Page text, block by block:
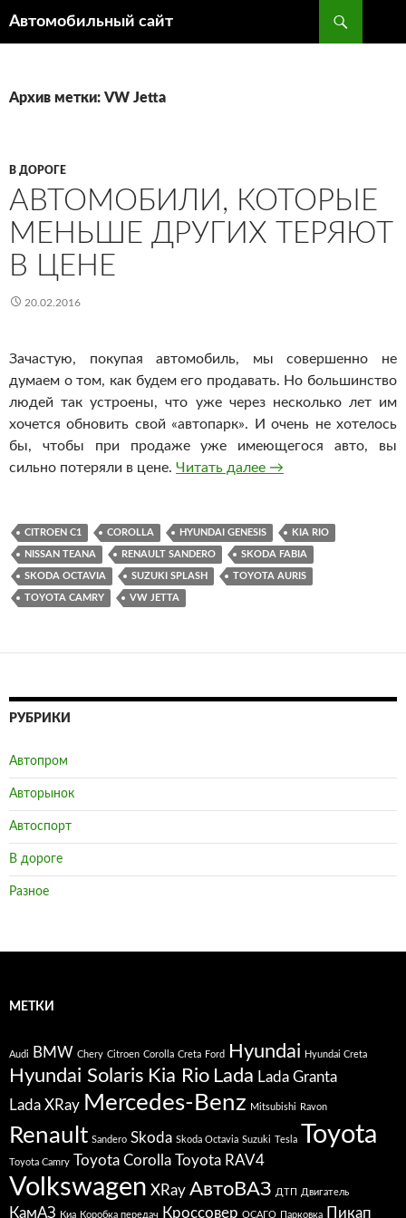
Автомобильный сайт
Архив метки: VW Jetta
В ДОРОГЕ
АВТОМОБИЛИ, КОТОРЫЕ
МЕНЬШЕ ДРУГИХ ТЕРЯЮТ
В ЦЕНЕ
20.02.2016
Зачастую, покупая автомобиль, мы совершенно не
думаем о том, как будем его продавать. Но большинство
людей так устроены, что уже через несколько лет им
хочется обновить свой «автопарк». И очень не хотелось
бы, чтобы при продаже уже имеющегося авто, вы
сильно потеряли в цене. Читать далее Автомобили,
→
CITROEN C1 COROLLA HYUNDAI GENESIS KIA RIO
NISSAN TEANA RENAULT SANDERO SKODA FABIA
SKODA OCTAVIA SUZUKI SPLASH TOYOTA AURIS
TOYOTA CAMRY VW JETTA
РУБРИКИ
Автопром
Авторынок
Автоспорт
В дороге
Разное
МЕТКИ
Audi BMW Chery Citroen Corolla Creta Ford Hyundai Hyundai Creta
Hyundai Solaris Kia Rio Lada Lada Granta
Lada XRay Mercedes-Benz Mitsubishi Ravon
Renault Sandero Skoda Skoda Octavia Suzuki Tesla Toyota
Toyota Camry Toyota Corolla Toyota RAV4
Volkswagen XRay АвтоВАЗ ДТП Двигатель
КамАЗ Киа Коробка передач Кроссовер ОСАГО Парковка Пикап